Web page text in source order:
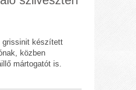
grissinit készített
közben
mártogatót is.